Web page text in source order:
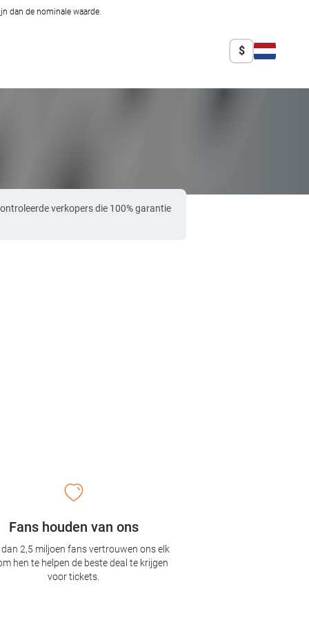
dan de nominale waarde.
$
verkopers die 100% garantie
Fans houden van ons
2,5 miljoen fans vertrouwen ons elk
hen te helpen de beste deal te krijgen
voor tickets.